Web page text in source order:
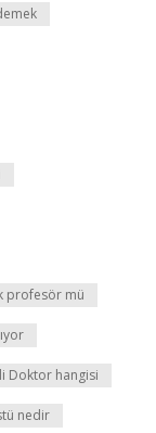
profesör mü
Doktor hangisi
nedir